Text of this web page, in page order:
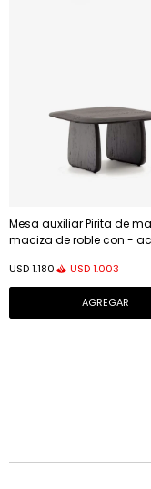
Mesa auxiliar Pirita de
maciza de roble con -
USD1.180 USD1.003